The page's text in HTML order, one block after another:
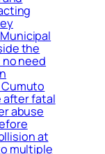
the
need
after fatal
abuse
at
multiple